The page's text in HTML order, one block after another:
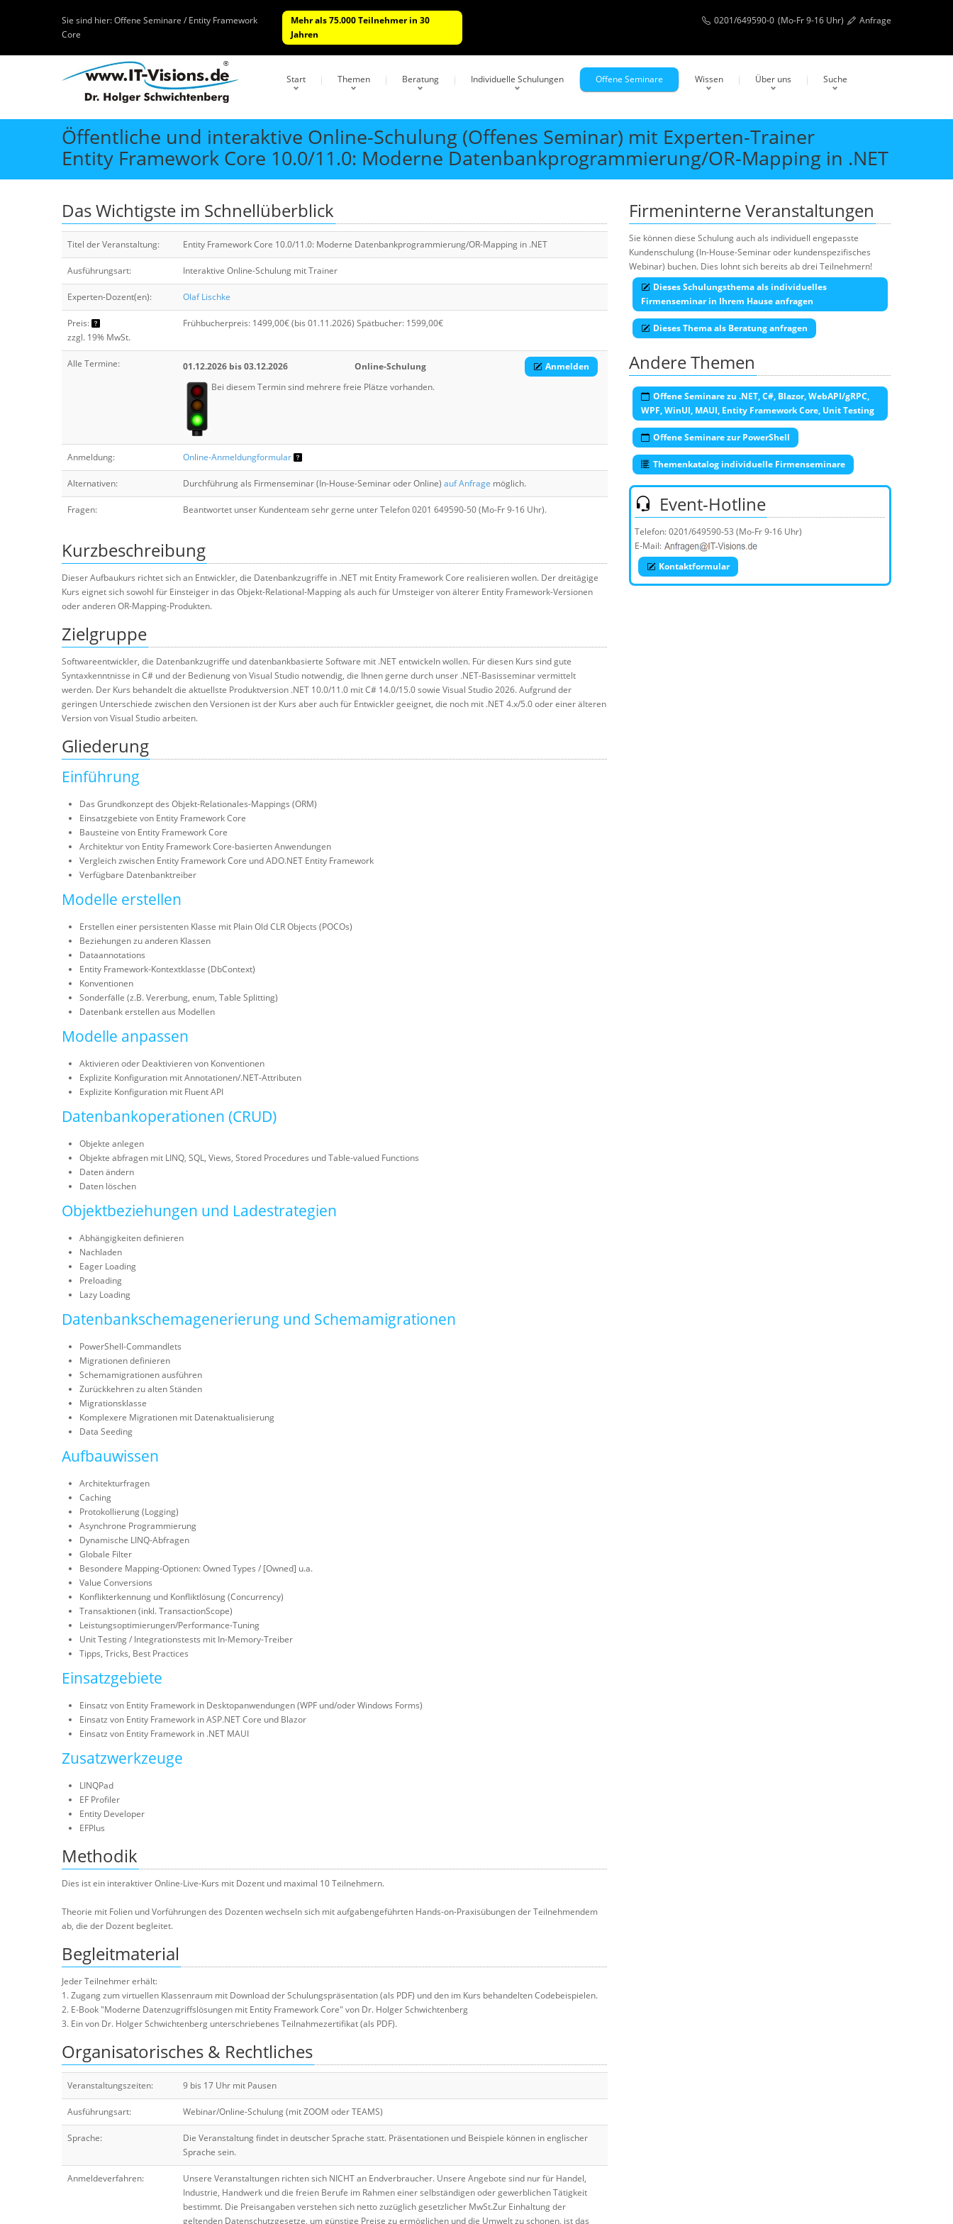
Sie sind hier:Offene Seminare / Entity Framework
Core
Mehr als 75.000 Teilnehmer in 30
Jahren
0201/649590-0 (Mo-Fr 9-16 Uhr) Anfrage
Start Themen Beratung Individuelle Schulungen Offene Seminare Wissen Über uns Suche
Öffentliche und interaktive Online-Schulung (Offenes Seminar) mit Experten-Trainer
Entity Framework Core 10.0/11.0: Moderne Datenbankprogrammierung/OR-Mapping in .NET
Das Wichtigste im Schnellüberblick
Titel der Veranstaltung: Entity Framework Core 10.0/11.0: Moderne Datenbankprogrammierung/OR-Mapping in .NET
Ausführungsart: Interaktive Online-Schulung mit Trainer
Experten-Dozent(en): Olaf Lischke
Preis:
zzgl. 19% MwSt.
Frühbucherpreis: 1499,00€ (bis 01.11.2026) Spätbucher: 1599,00€
Alle Termine: 01.12.2026 bis 03.12.2026 Online-Schulung
Anmelden
Bei diesem Termin sind mehrere freie Plätze vorhanden.
Anmeldung: Online-Anmeldungformular
Alternativen: Durchführung als Firmenseminar (In-House-Seminar oder Online) auf Anfrage möglich.
Fragen: Beantwortet unser Kundenteam sehr gerne unter Telefon 0201 649590-50 (Mo-Fr 9-16 Uhr).
Kurzbeschreibung
Dieser Aufbaukurs richtet sich an Entwickler, die Datenbankzugriffe in .NET mit Entity Framework Core realisieren wollen. Der dreitägige
Kurs eignet sich sowohl für Einsteiger in das Objekt-Relational-Mapping als auch für Umsteiger von älterer Entity Framework-Versionen
oder anderen OR-Mapping-Produkten.
Zielgruppe
Softwareentwickler, die Datenbankzugriffe und datenbankbasierte Software mit .NET entwickeln wollen. Für diesen Kurs sind gute
Syntaxkenntnisse in C# und der Bedienung von Visual Studio notwendig, die Ihnen gerne durch unser .NET-Basisseminar vermittelt
werden. Der Kurs behandelt die aktuellste Produktversion .NET 10.0/11.0 mit C# 14.0/15.0 sowie Visual Studio 2026. Aufgrund der
geringen Unterschiede zwischen den Versionen ist der Kurs aber auch für Entwickler geeignet, die noch mit .NET 4.x/5.0 oder einer älteren
Version von Visual Studio arbeiten.
Gliederung
Einführung
Das Grundkonzept des Objekt-Relationales-Mappings (ORM)
Einsatzgebiete von Entity Framework Core
Bausteine von Entity Framework Core
Architektur von Entity Framework Core-basierten Anwendungen
Vergleich zwischen Entity Framework Core und ADO.NET Entity Framework
Verfügbare Datenbanktreiber
Modelle erstellen
Erstellen einer persistenten Klasse mit Plain Old CLR Objects (POCOs)
Beziehungen zu anderen Klassen
Dataannotations
Entity Framework-Kontextklasse (DbContext)
Konventionen
Sonderfälle (z.B. Vererbung, enum, Table Splitting)
Datenbank erstellen aus Modellen
Modelle anpassen
Aktivieren oder Deaktivieren von Konventionen
Explizite Konfiguration mit Annotationen/.NET-Attributen
Explizite Konfiguration mit Fluent API
Datenbankoperationen (CRUD)
Objekte anlegen
Objekte abfragen mit LINQ, SQL, Views, Stored Procedures und Table-valued Functions
Daten ändern
Daten löschen
Objektbeziehungen und Ladestrategien
Abhängigkeiten definieren
Nachladen
Eager Loading
Preloading
Lazy Loading
Datenbankschemagenerierung und Schemamigrationen
PowerShell-Commandlets
Migrationen definieren
Schemamigrationen ausführen
Zurückkehren zu alten Ständen
Migrationsklasse
Komplexere Migrationen mit Datenaktualisierung
Data Seeding
Aufbauwissen
Architekturfragen
Caching
Protokollierung (Logging)
Asynchrone Programmierung
Dynamische LINQ-Abfragen
Globale Filter
Besondere Mapping-Optionen: Owned Types / [Owned] u.a.
Value Conversions
Konflikterkennung und Konfliktlösung (Concurrency)
Transaktionen (inkl. TransactionScope)
Leistungsoptimierungen/Performance-Tuning
Unit Testing / Integrationstests mit In-Memory-Treiber
Tipps, Tricks, Best Practices
Einsatzgebiete
Einsatz von Entity Framework in Desktopanwendungen (WPF und/oder Windows Forms)
Einsatz von Entity Framework in ASP.NET Core und Blazor
Einsatz von Entity Framework in .NET MAUI
Zusatzwerkzeuge
LINQPad
EF Profiler
Entity Developer
EFPlus
Methodik
Dies ist ein interaktiver Online-Live-Kurs mit Dozent und maximal 10 Teilnehmern.
Theorie mit Folien und Vorführungen des Dozenten wechseln sich mit aufgabengeführten Hands-on-Praxisübungen der Teilnehmendem
ab, die der Dozent begleitet.
Begleitmaterial
Jeder Teilnehmer erhält:
1. Zugang zum virtuellen Klassenraum mit Download der Schulungspräsentation (als PDF) und den im Kurs behandelten Codebeispielen.
2. E-Book "Moderne Datenzugriffslösungen mit Entity Framework Core" von Dr. Holger Schwichtenberg
3. Ein von Dr. Holger Schwichtenberg unterschriebenes Teilnahmezertifikat (als PDF).
Organisatorisches & Rechtliches
Veranstaltungszeiten: 9 bis 17 Uhr mit Pausen
Ausführungsart: Webinar/Online-Schulung (mit ZOOM oder TEAMS)
Sprache:
Die Veranstaltung findet in deutscher Sprache statt. Präsentationen und Beispiele können in englischer
Sprache sein.
Anmeldeverfahren:
Unsere Veranstaltungen richten sich NICHT an Endverbraucher. Unsere Angebote sind nur für Handel,
Industrie, Handwerk und die freien Berufe im Rahmen einer selbständigen oder gewerblichen Tätigkeit
bestimmt. Die Preisangaben verstehen sich netto zuzüglich gesetzlicher MwSt.Zur Einhaltung der
geltenden Datenschutzgesetze, um günstige Preise zu ermöglichen und die Umwelt zu schonen, ist das
Firmeninterne Veranstaltungen
Sie können diese Schulung auch als individuell engepasste
Kundenschulung (In-House-Seminar oder kundenspezifisches
Webinar) buchen. Dies lohnt sich bereits ab drei Teilnehmern!
Dieses Schulungsthema als individuelles
Firmenseminar in Ihrem Hause anfragen
Dieses Thema als Beratung anfragen
Andere Themen
Offene Seminare zu .NET, C#, Blazor, WebAPI/gRPC,
WPF, WinUI, MAUI, Entity Framework Core, Unit Testing
Offene Seminare zur PowerShell
Themenkatalog individuelle Firmenseminare
Event-Hotline
Telefon:0201/649590-53 (Mo-Fr 9-16 Uhr)
E-Mail:
Kontaktformular